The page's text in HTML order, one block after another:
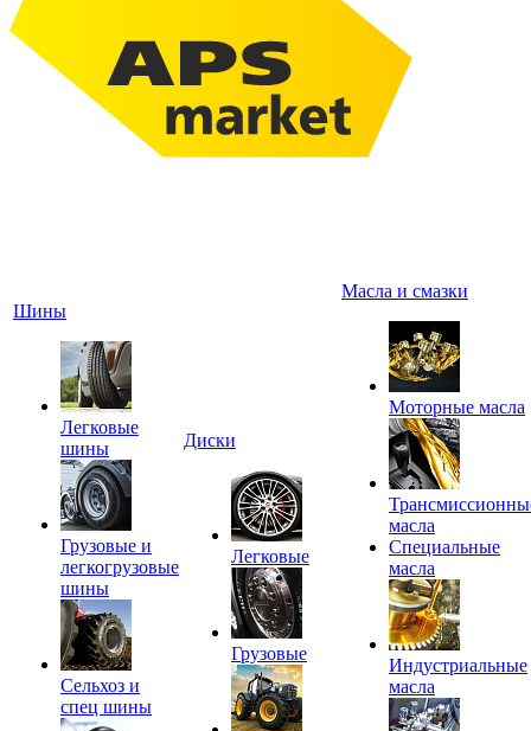
Шины
Легковые
шины
Грузовые и
легкогрузовые
шины
Сельхоз и
спец шины
Диски
Легковые
Грузовые
Масла и смазки
Моторные масла
масла
Специальные
масла
Индустриальные
масла